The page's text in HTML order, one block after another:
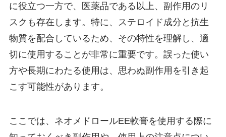
に役立つ一方で、医薬品である以上、副作用のリ
スクも存在します。特に、ステロイド成分と抗生
物質を配合しているため、その特性を理解し、適
切に使用することが非常に重要です。誤った使い
方や長期にわたる使用は、思わぬ副作用を引き起
こす可能性があります。
ここでは、ネオメドロールEE軟膏を使用する際に